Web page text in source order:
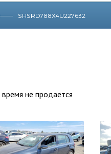
SHSRD788X4U227632
не продается